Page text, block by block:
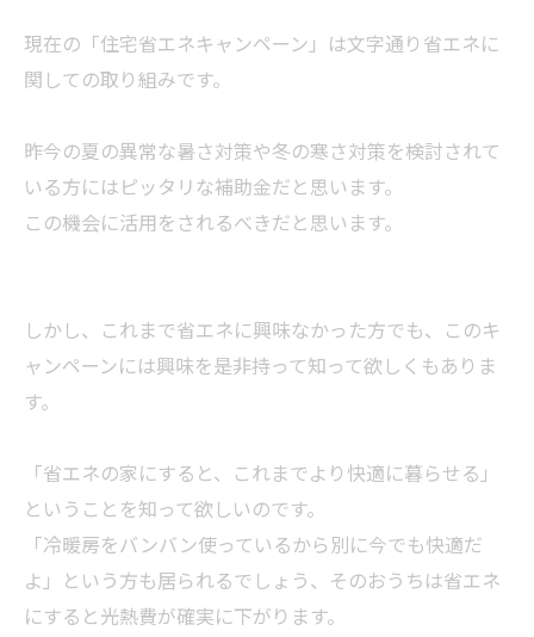
現在の「住宅省エネキャンペーン」は文字通り省エネに
関しての取り組みです。
昨今の夏の異常な暑さ対策や冬の寒さ対策を検討されて
いる方にはピッタリな補助金だと思います。
この機会に活用をされるべきだと思います。
しかし、これまで省エネに興味なかった方でも、このキ
ャンペーンには興味を是非持って知って欲しくもありま
す。
「省エネの家にすると、これまでより快適に暮らせる」
ということを知って欲しいのです。
「冷暖房をバンバン使っているから別に今でも快適だ
よ」という方も居られるでしょう、そのおうちは省エネ
にすると光熱費が確実に下がります。